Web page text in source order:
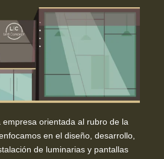
empresa orientada al rubro de la
en el diseño, desarrollo,
de luminarias y pantallas